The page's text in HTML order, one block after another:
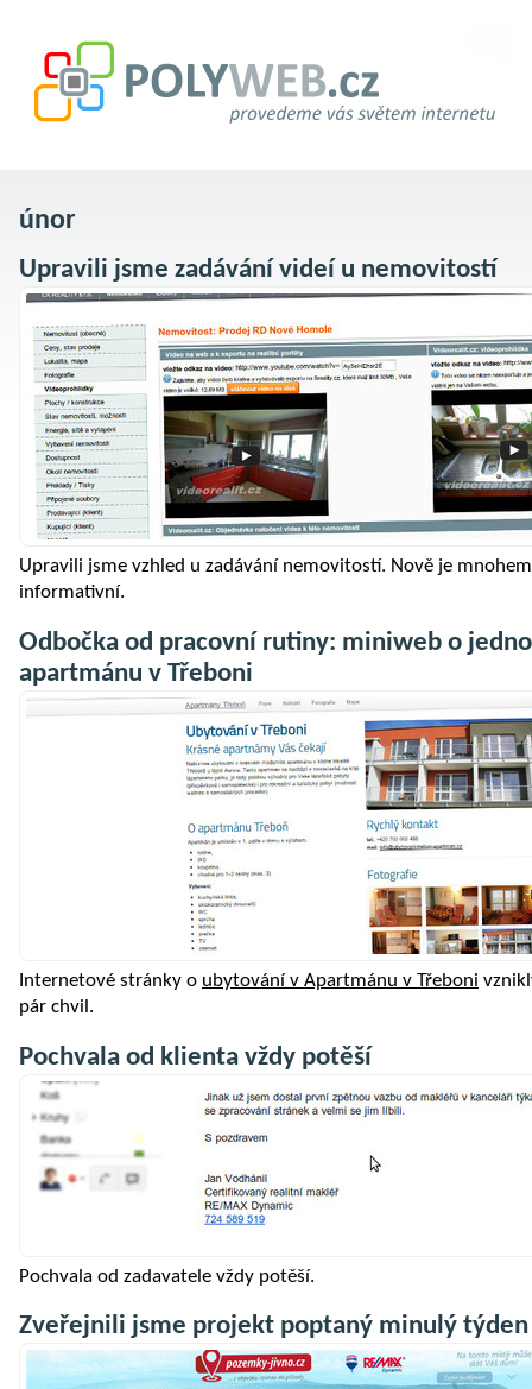
únor
Upravili jsme zadávání videí u nemovitostí
Upravili jsme vzhled u zadávání nemovitostí. Nově je
informativní.
Odbočka od pracovní rutiny: miniweb o
apartmánu v Třeboni
Internetové stránky o ubytování v Apartmánu v Třeboni
pár chvil.
Pochvala od klienta vždy potěší
Pochvala od zadavatele vždy potěší.
Zveřejnili jsme projekt poptaný minulý týden